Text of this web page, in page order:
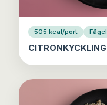
505 kcal/port Fågel
CITRONKYCKLING